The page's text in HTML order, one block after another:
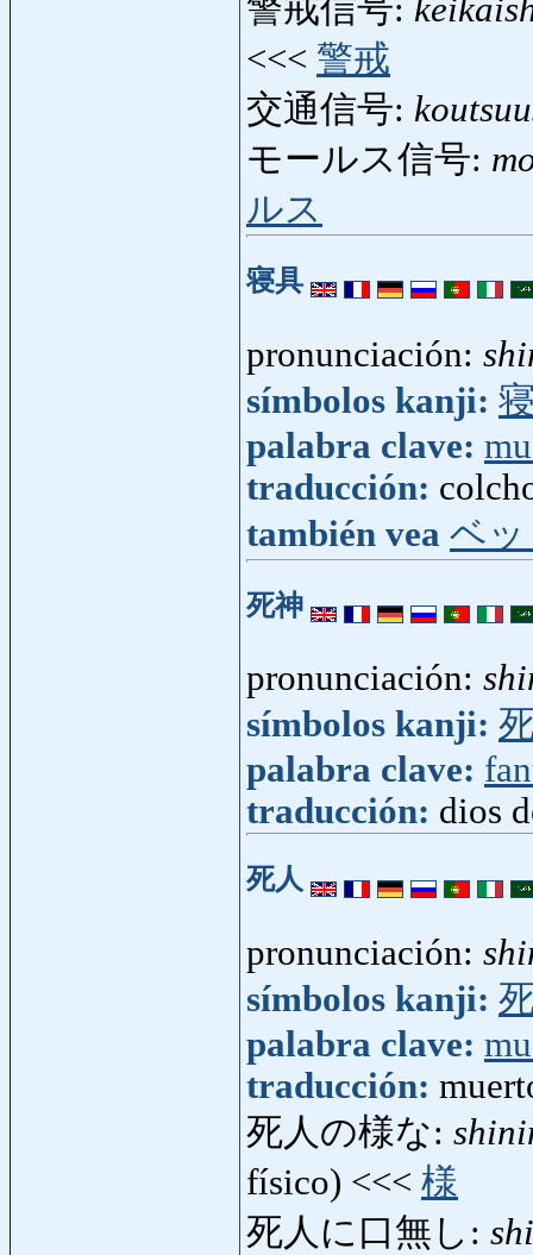
警戒信号:
<<< 警戒
交通信号:
モールス信号:
ルス
寝具
pronunciación:
símbolos kanji:
palabra clave:
traducción:
también vea ベ
死神
pronunciación:
símbolos kanji:
palabra clave:
traducción: dios
死人
pronunciación:
símbolos kanji:
palabra clave:
traducción:
死人の様な:
físico) <<< 様
死人に口無し: